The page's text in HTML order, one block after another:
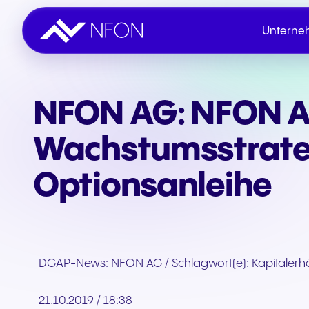
Unternehmen
Innovation
IR-Übersicht
Nachhaltigkeit & ESG
Kontaktieren Sie NFON
NFON AG:
Optionsanleihe
DGAP-News: NFON AG / Schlagwort(e):
21.10.2019 / 18:38